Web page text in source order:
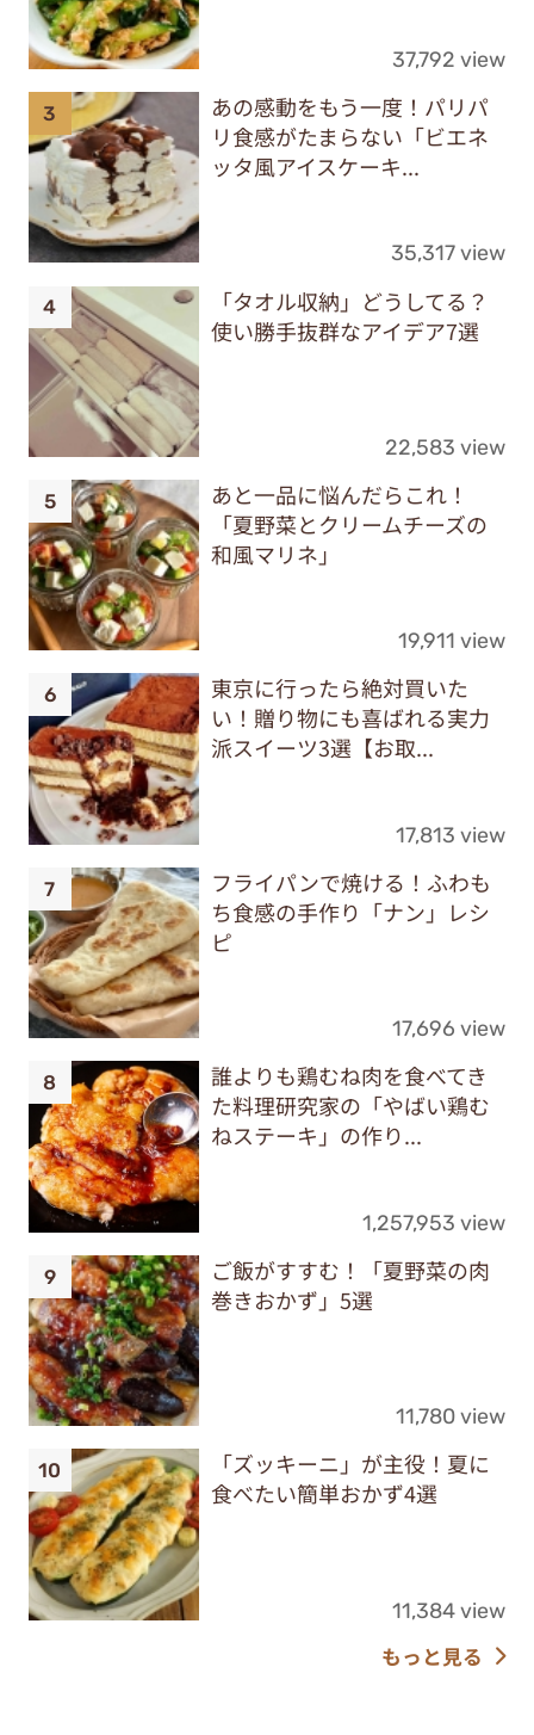
37,792 view
あの感動をもう一度！パリパ
リ食感がたまらない「ビエネ
ッタ風アイスケーキ...
35,317 view
「タオル収納」どうしてる？
使い勝手抜群なアイデア7選
22,583 view
あと一品に悩んだらこれ！
「夏野菜とクリームチーズの
和風マリネ」
19,911 view
東京に行ったら絶対買いた
い！贈り物にも喜ばれる実力
派スイーツ3選【お取...
17,813 view
フライパンで焼ける！ふわも
ち食感の手作り「ナン」レシ
ピ
17,696 view
誰よりも鶏むね肉を食べてき
た料理研究家の「やばい鶏む
ねステーキ」の作り...
1,257,953 view
ご飯がすすむ！「夏野菜の肉
巻きおかず」5選
11,780 view
「ズッキーニ」が主役！夏に
食べたい簡単おかず4選
11,384 view
もっと見る